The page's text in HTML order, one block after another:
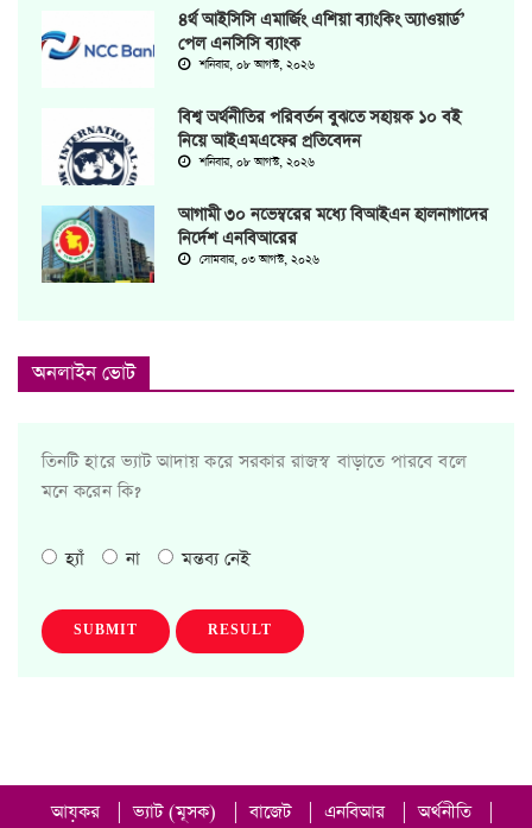
৪র্থ আইসিসি এমার্জিং এশিয়া ব্যাংকিং অ্যাওয়ার্ড’
পেল এনসিসি ব্যাংক
শনিবার, ০৮ আগস্ট, ২০২৬
বিশ্ব অর্থনীতির পরিবর্তন বুঝতে সহায়ক ১০ বই
নিয়ে আইএমএফের প্রতিবেদন
শনিবার, ০৮ আগস্ট, ২০২৬
আগামী ৩০ নভেম্বরের মধ্যে বিআইএন হালনাগাদের
নির্দেশ এনবিআরের
সোমবার, ০৩ আগস্ট, ২০২৬
অনলাইন ভোট
তিনটি হারে ভ্যাট আদায় করে সরকার রাজস্ব বাড়াতে পারবে বলে
মনে করেন কি?
হ্যাঁ না মন্তব্য নেই
SUBMIT RESULT
আয়কর ভ্যাট (মূসক) বাজেট এনবিআর অর্থনীতি